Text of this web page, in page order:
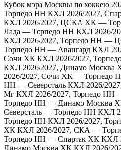
Кубок мэра Москвы по хоккею
Торпедо НН КХЛ 2026/2027,
КХЛ 2026/2027, ЦСКА ХК —
Лада — Торпедо НН КХЛ 2026/
КХЛ 2026/2027, Торпедо НН —
Торпедо НН — Авангард КХЛ
Сочи ХК КХЛ 2026/2027,
КХЛ 2026/2027, Динамо
2026/2027, Сочи ХК — Торпедо
НН — Северсталь КХЛ 2026/
Мг КХЛ 2026/2027, Торпедо НН
Торпедо НН — Динамо Москва
Северсталь — Торпедо НН КХЛ
Торпедо НН КХЛ 2026/2027,
ХК КХЛ 2026/2027, СКА —
Торпедо НН — Спартак ХК КХЛ
Динамо Москва ХК КХЛ 2026/